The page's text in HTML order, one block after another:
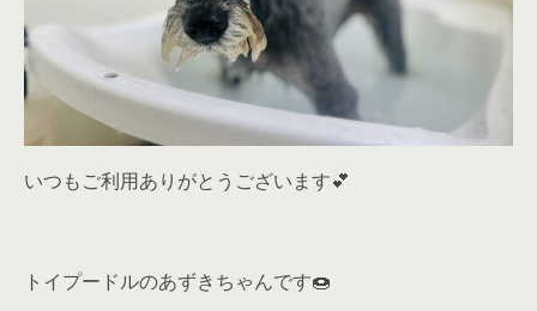
いつもご利用ありがとうございます💕
トイプードルのあずきちゃんです🍩